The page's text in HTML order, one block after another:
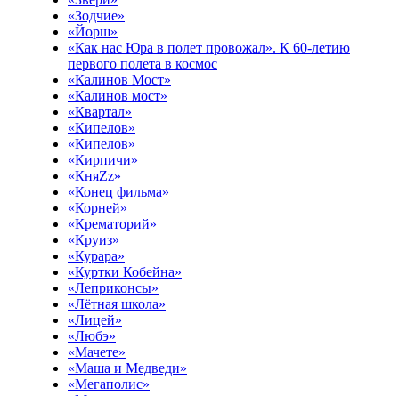
«Зодчие»
«Йорш»
«Как нас Юра в полет провожал». К 60-летию
первого полета в космос
«Калинов Мост»
«Калинов мост»
«Квартал»
«Кипелов»
«Кипелов»
«Кирпичи»
«КняZz»
«Конец фильма»
«Корней»
«Крематорий»
«Круиз»
«Курара»
«Куртки Кобейна»
«Леприконсы»
«Лётная школа»
«Лицей»
«Любэ»
«Мачете»
«Маша и Медведи»
«Мегаполис»